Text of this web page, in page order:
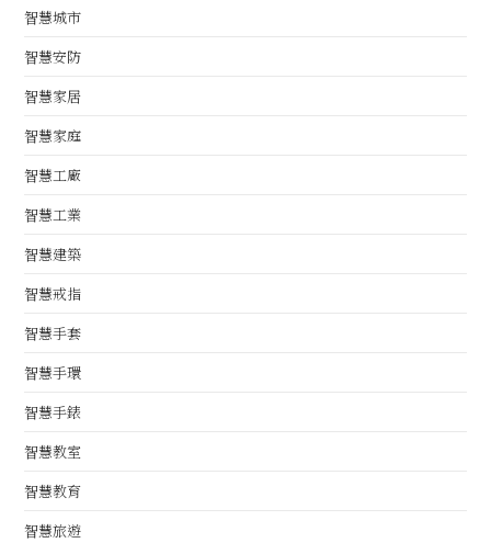
智慧城市
智慧安防
智慧家居
智慧家庭
智慧工廠
智慧工業
智慧建築
智慧戒指
智慧手套
智慧手環
智慧手錶
智慧教室
智慧教育
智慧旅遊